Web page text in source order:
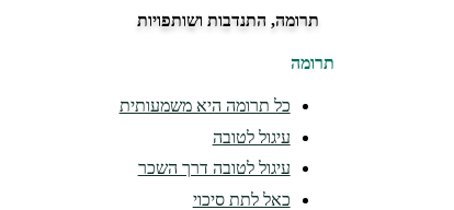
תרומה, התנדבות ושותפויות
תרומה
כל תרומה היא משמעותית
עיגול לטובה
עיגול לטובה דרך השכר
כאל לתת סיכוי